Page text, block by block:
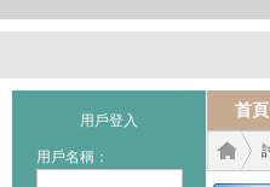
用戶登入
用戶名稱：
首頁